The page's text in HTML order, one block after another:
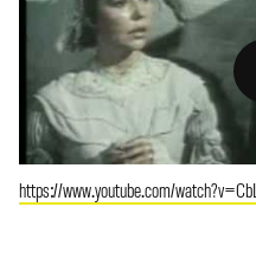
https://www.youtube.com/